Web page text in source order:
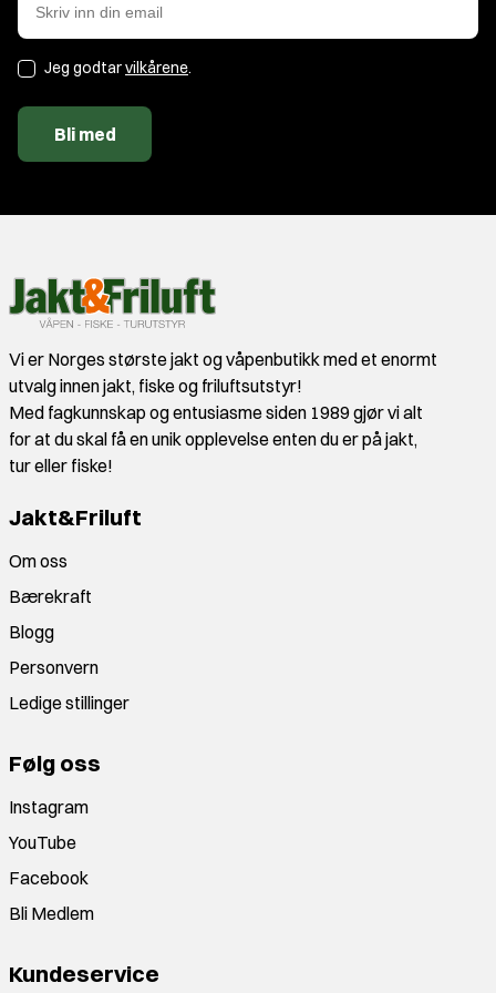
Jeg godtarvilkårene.
Bli med
Vi er Norges største jakt og våpenbutikk med et enormt
utvalg innen jakt, fiske og friluftsutstyr!
Med fagkunnskap og entusiasme siden 1989 gjør vi alt
for at du skal få en unik opplevelse enten du er på jakt,
tur eller fiske!
Jakt&Friluft
Om oss
Bærekraft
Blogg
Personvern
Ledige stillinger
Følg oss
Instagram
YouTube
Facebook
Bli Medlem
Kundeservice